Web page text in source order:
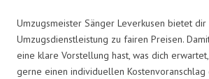
Umzugsmeister Sänger Leverkusen bietet
Umzugsdienstleistung zu fairen Preisen.
eine klare Vorstellung hast, was dich
gerne einen individuellen Kostenvoranschlag